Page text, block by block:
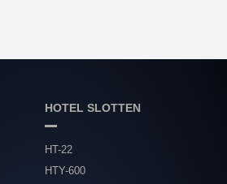
HOTEL SLOTTEN
HT-22
HTY-600